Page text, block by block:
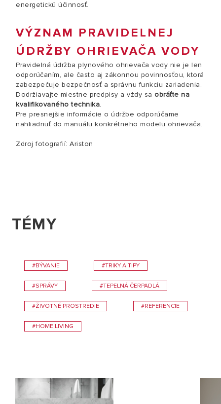
energetickú účinnosť.
VÝZNAM PRAVIDELNEJ
ÚDRŽBY OHRIEVAČA VODY
Pravidelná údržba plynového ohrievača vody nie je len
odporúčaním, ale často aj zákonnou povinnosťou, ktorá
zabezpečuje bezpečnosť a správnu funkciu zariadenia.
Dodržiavajte miestne predpisy a vždy sa obráťte na
kvalifikovaného technika.
Pre presnejšie informácie o údržbe odporúčame
nahliadnuť do manuálu konkrétneho modelu ohrievača.
Zdroj fotografií: Ariston
TÉMY
#BÝVANIE #TRIKY A TIPY
#SPRÁVY #TEPELNÁ ČERPADLÁ
#ŽIVOTNÉ PROSTREDIE #REFERENCIE
#HOME LIVING